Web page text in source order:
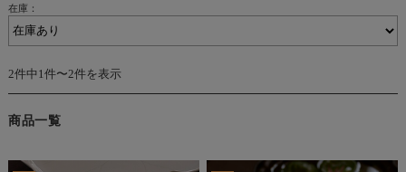
在庫：
2件中1件〜2件を表示
商品一覧